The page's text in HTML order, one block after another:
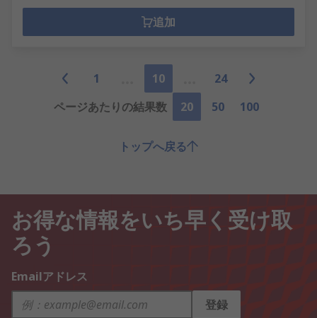
追加
1 10
24
ページあたりの結果数
20 50 100
トップへ戻る
お得な情報をいち早く受け取
ろう
Emailアドレス
登録